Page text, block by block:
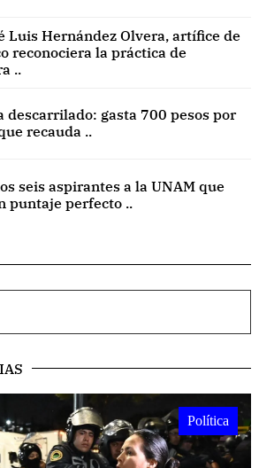
Luis Hernández Olvera, artífice de
reconociera la práctica de
..
descarrilado: gasta 700 pesos por
recauda ..
seis aspirantes a la UNAM que
puntaje perfecto ..
Política